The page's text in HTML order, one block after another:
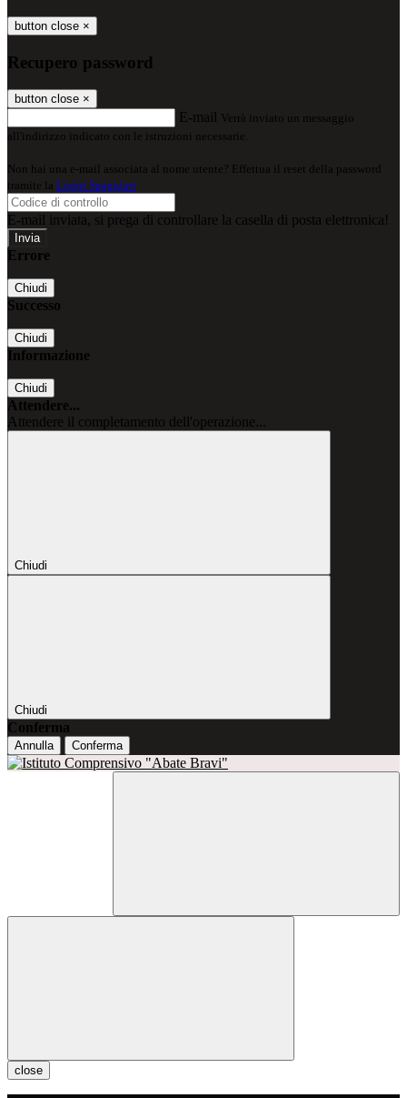
button close ×
Recupero password
button close ×
E-mail Verrà inviato un messaggio
all'indirizzo indicato con le istruzioni necessarie.
Non hai una e-mail associata al nome utente? Effettua il reset della password
tramite la Login Spaggiari
E-mail inviata, si prega di controllare la casella di posta elettronica!
Errore
Chiudi
Successo
Chiudi
Informazione
Chiudi
Attendere...
Attendere il completamento dell'operazione...
Chiudi
Chiudi
Conferma
Annulla Conferma
close